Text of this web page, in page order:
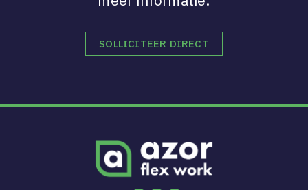
SOLLICITEER DIRECT